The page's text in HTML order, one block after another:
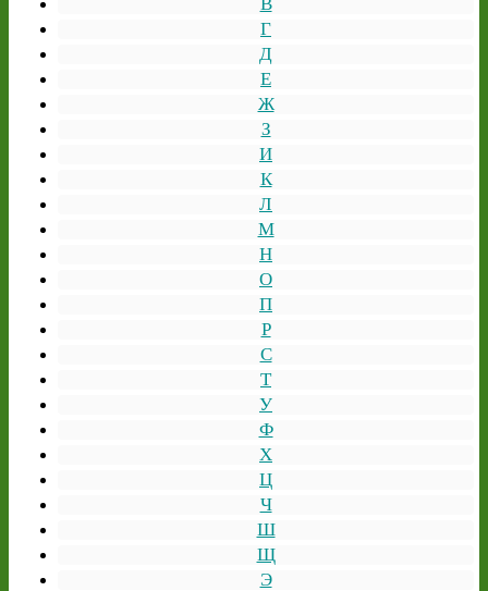
Г
Д
Е
Ж
З
И
К
Л
М
Н
О
П
Р
С
Т
У
Ф
Х
Ц
Ч
Ш
Щ
Э